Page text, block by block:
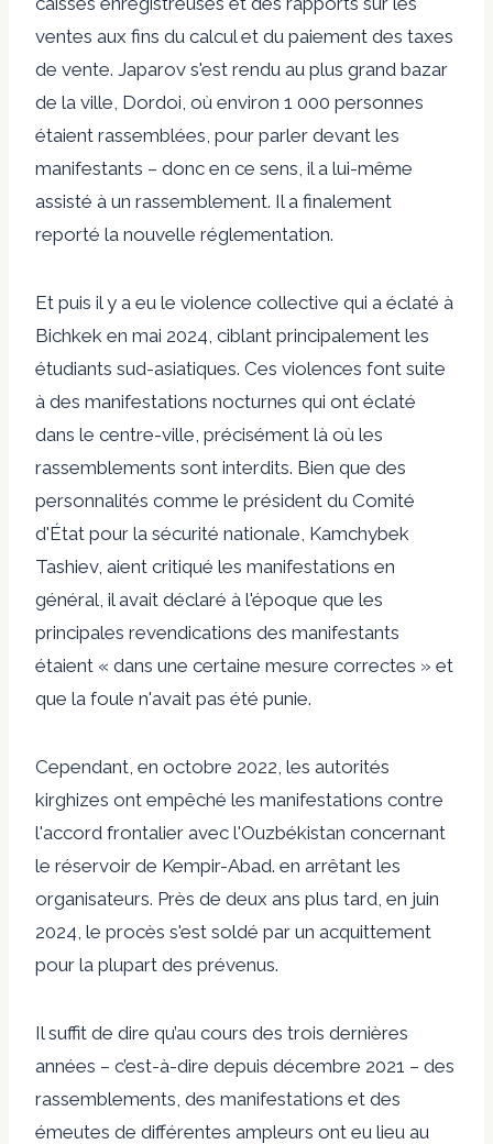
ventes aux fins du calcul et du paiement des taxes
de vente. Japarov s'est rendu au plus grand bazar
de la ville, Dordoi, où environ 1 000 personnes
étaient rassemblées, pour parler devant les
manifestants – donc en ce sens, il a lui-même
assisté à un rassemblement. Il a finalement
reporté la nouvelle réglementation.
Et puis il y a eu le violence collective qui a éclaté à
Bichkek en mai 2024, ciblant principalement les
étudiants sud-asiatiques. Ces violences font suite
à des manifestations nocturnes qui ont éclaté
dans le centre-ville, précisément là où les
rassemblements sont interdits. Bien que des
personnalités comme le président du Comité
d'État pour la sécurité nationale, Kamchybek
Tashiev, aient critiqué les manifestations en
général, il avait déclaré à l'époque que les
principales revendications des manifestants
étaient « dans une certaine mesure correctes » et
que la foule n'avait pas été punie.
Cependant, en octobre 2022, les autorités
kirghizes ont empêché les manifestations contre
l'accord frontalier avec l'Ouzbékistan concernant
le réservoir de Kempir-Abad. en arrêtant les
organisateurs. Près de deux ans plus tard, en juin
2024, le procès s'est soldé par un acquittement
pour la plupart des prévenus.
Il suffit de dire qu’au cours des trois dernières
années – c’est-à-dire depuis décembre 2021 – des
rassemblements, des manifestations et des
émeutes de différentes ampleurs ont eu lieu au